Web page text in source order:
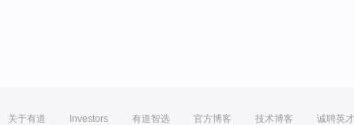
关于有道 Investors 有道智选 官方博客 技术博客 诚聘英才